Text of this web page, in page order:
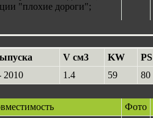
"плохие дороги";
V см3 KW PS
2010 1.4 59 80
Фото